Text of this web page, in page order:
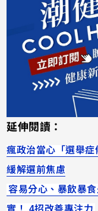
延伸閱讀：
瘋政治當心「選舉症
緩解選前焦慮
容易分心、暴飲暴
實！ 4招改善專注力